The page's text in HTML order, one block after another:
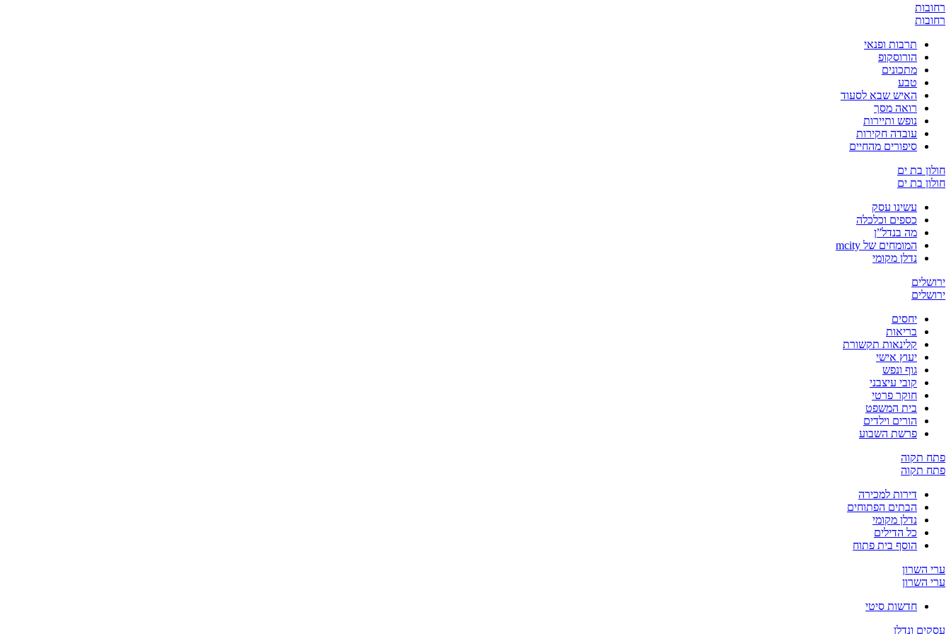
רחובות
רחובות
תרבות ופנאי
הורוסקופ
מתכונים
טבע
האיש שבא לסעוד
רואה מסך
נופש ותיירות
עובדה חקירות
סיפורים מהחיים
חולון בת ים
חולון בת ים
עשינו עסק
כספים וכלכלה
מה בנדל”ן
המומחים של mcity
נדלן מקומי
ירושלים
ירושלים
יחסים
בריאות
קלינאות תקשורת
יעוץ אישי
גוף ונפש
קובי עיצבני
חוקר פרטי
בית המשפט
הורים וילדים
פרשת השבוע
פתח תקוה
פתח תקוה
דירות למכירה
הבתים הפתוחים
נדלן מקומי
כל הדילים
הוסף בית פתוח
ערי השרון
ערי השרון
חדשות סיטי
עסקים ונדלן